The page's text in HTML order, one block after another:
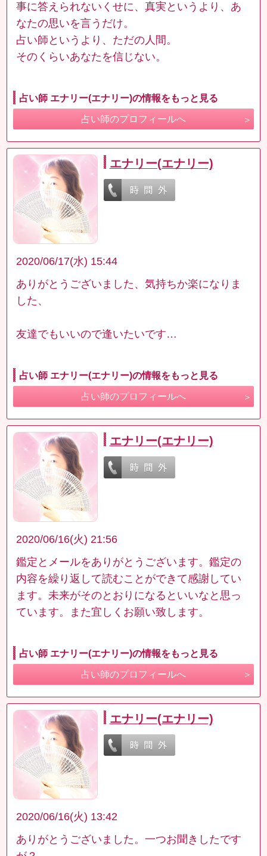
事に答えられないくせに、真実というより、あ
なたの思いを言うだけ。
占い師というより、ただの人間。
そのくらいあなたを信じない。
占い師 エナリー(エナリー)の情報をもっと見る
占い師のプロフィールへ
エナリー(エナリー)
2020/06/17(水) 15:44
ありがとうございました、気持ちか楽になりま
した、
友達でもいいので逢いたいです…
占い師 エナリー(エナリー)の情報をもっと見る
占い師のプロフィールへ
エナリー(エナリー)
2020/06/16(火) 21:56
鑑定とメールをありがとうございます。鑑定の
内容を繰り返して読むことができて感謝してい
ます。未来がそのとおりになるといいなと思っ
ています。また宜しくお願い致します。
占い師 エナリー(エナリー)の情報をもっと見る
占い師のプロフィールへ
エナリー(エナリー)
2020/06/16(火) 13:42
ありがとうございました。一つお聞きしたです